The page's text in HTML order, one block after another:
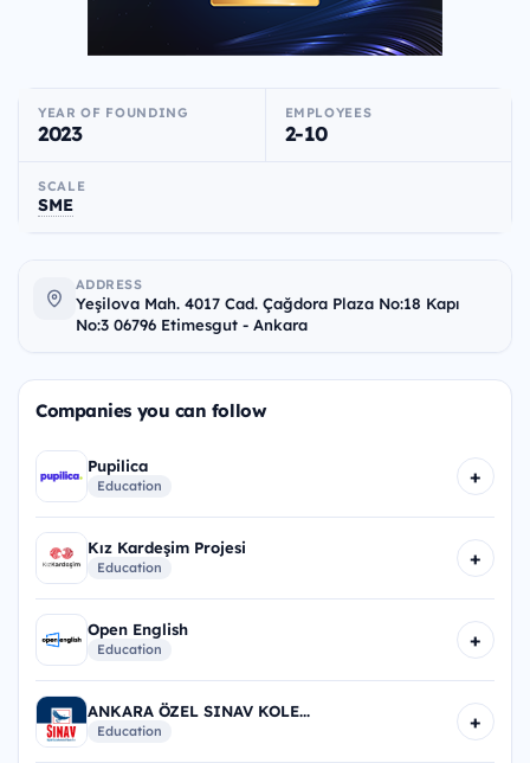
YEAR OF FOUNDING
2023
EMPLOYEES
2-10
SCALE
SME
ADDRESS
Yeşilova Mah. 4017 Cad. Çağdora Plaza No:18 Kapı
No:3 06796 Etimesgut - Ankara
Companies you can follow
Pupilica
Education +
Kız Kardeşim Projesi
Education +
Open English
Education +
ANKARA ÖZEL SINAV KOLE...
Education +